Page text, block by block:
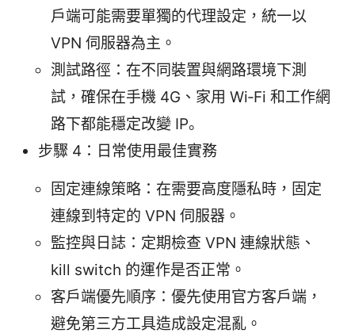
戶端可能需要單獨的代理設定，統一以
VPN 伺服器為主。
測試路徑：在不同裝置與網路環境下測
試，確保在手機 4G、家用 Wi‑Fi 和工作網
路下都能穩定改變 IP。
步驟 4：日常使用最佳實務
固定連線策略：在需要高度隱私時，固定
連線到特定的 VPN 伺服器。
監控與日誌：定期檢查 VPN 連線狀態、
kill switch 的運作是否正常。
客戶端優先順序：優先使用官方客戶端，
避免第三方工具造成設定混亂。